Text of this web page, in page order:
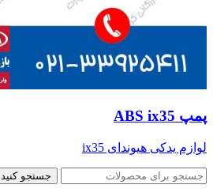
پمپ ABS ix35
لوازم یدکی هیوندای ix35
جستجو کنید